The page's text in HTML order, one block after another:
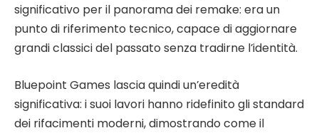
significativo per il panorama dei remake: era un
punto di riferimento tecnico, capace di aggiornare
grandi classici del passato senza tradirne l’identità.
Bluepoint Games lascia quindi un’eredità
significativa: i suoi lavori hanno ridefinito gli standard
dei rifacimenti moderni, dimostrando come il